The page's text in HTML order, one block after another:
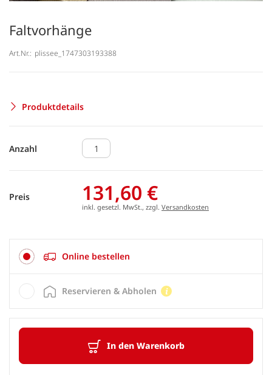
Faltvorhänge
Art.Nr.: plissee_1747303193388
Produktdetails
Anzahl
Preis 131,60 €
inkl. gesetzl. MwSt., zzgl. Versandkosten
Online bestellen
In den Warenkorb
Reservieren & Abholen